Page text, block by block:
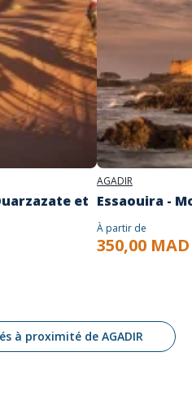
et
AGADIR
Essaouira -
À partir de
350,00 MAD
à proximité de AGADIR